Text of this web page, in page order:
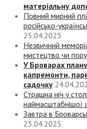
матеріальну
Повний мирний
російсько-
25.04.2025
Незвичний
мистецтво чи
У Броварах
капремонти,
садочку
Страшна ніч у
наймасштабнішої
Завтра в
23.04.2025